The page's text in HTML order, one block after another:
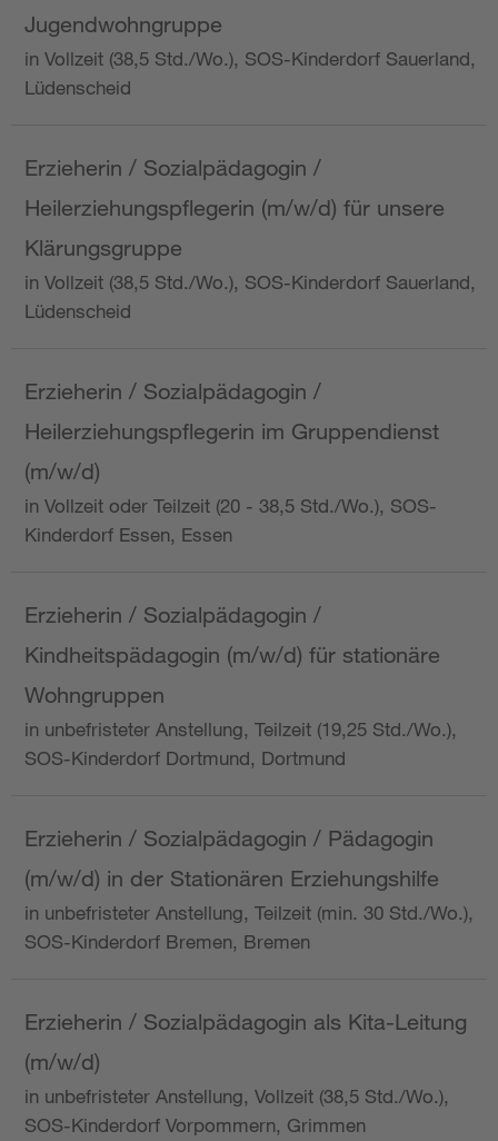
Jugendwohngruppe
in Vollzeit (38,5 Std./Wo.), SOS-Kinderdorf Sauerland,
Lüdenscheid
Erzieherin / Sozialpädagogin /
Heilerziehungspflegerin (m/w/d) für unsere
Klärungsgruppe
in Vollzeit (38,5 Std./Wo.), SOS-Kinderdorf Sauerland,
Lüdenscheid
Erzieherin / Sozialpädagogin /
Heilerziehungspflegerin im Gruppendienst
(m/w/d)
in Vollzeit oder Teilzeit (20 - 38,5 Std./Wo.), SOS-
Kinderdorf Essen, Essen
Erzieherin / Sozialpädagogin /
Kindheitspädagogin (m/w/d) für stationäre
Wohngruppen
in unbefristeter Anstellung, Teilzeit (19,25 Std./Wo.),
SOS-Kinderdorf Dortmund, Dortmund
Erzieherin / Sozialpädagogin / Pädagogin
(m/w/d) in der Stationären Erziehungshilfe
in unbefristeter Anstellung, Teilzeit (min. 30 Std./Wo.),
SOS-Kinderdorf Bremen, Bremen
Erzieherin / Sozialpädagogin als Kita-Leitung
(m/w/d)
in unbefristeter Anstellung, Vollzeit (38,5 Std./Wo.),
SOS-Kinderdorf Vorpommern, Grimmen